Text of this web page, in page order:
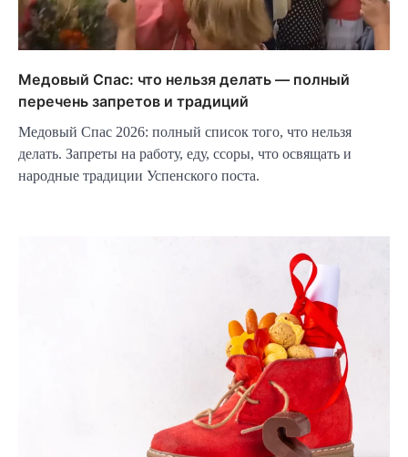
Медовый Спас: что нельзя делать — полный
перечень запретов и традиций
Медовый Спас 2026: полный список того, что нельзя
делать. Запреты на работу, еду, ссоры, что освящать и
народные традиции Успенского поста.